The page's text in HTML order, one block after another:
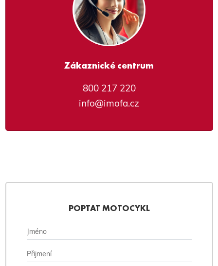
Zákaznické centrum
800 217 220
info@imofa.cz
POPTAT MOTOCYKL